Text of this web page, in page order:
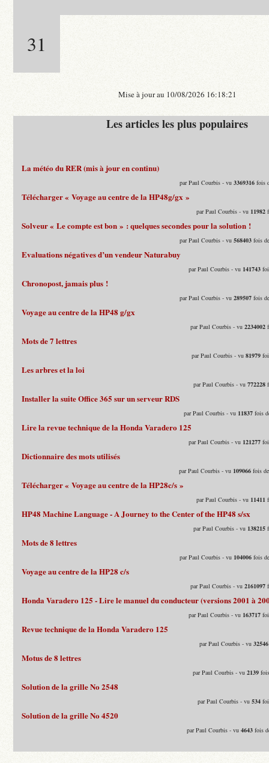
31
Mise à jour au 10/08/2026 16:18:21
Les articles les plus populaires
La météo du RER (mis à jour en continu)
par Paul Courbis - vu3369316 fois
Télécharger « Voyage au centre de la HP48g/gx »
par Paul Courbis - vu 11982
Solveur « Le compte est bon » : quelques secondes pour la solution !
par Paul Courbis - vu568403 fois
Evaluations négatives d’un vendeur Naturabuy
par Paul Courbis - vu 141743
Chronopost, jamais plus !
par Paul Courbis - vu289507 fois
Voyage au centre de la HP48 g/gx
par Paul Courbis - vu2234002
Mots de 7 lettres
par Paul Courbis - vu81979
Les arbres et la loi
par Paul Courbis - vu772228
Installer la suite Office 365 sur un serveur RDS
par Paul Courbis - vu 11837 fois
Lire la revue technique de la Honda Varadero 125
par Paul Courbis - vu 121277
Dictionnaire des mots utilisés
par Paul Courbis - vu 109066 fois
Télécharger « Voyage au centre de la HP28c/s »
par Paul Courbis - vu 11411
HP48 Machine Language - A Journey to the Center of the HP48 s/sx
par Paul Courbis - vu 138215
Mots de 8 lettres
par Paul Courbis - vu 104006 fois
Voyage au centre de la HP28 c/s
par Paul Courbis - vu2161097
Honda Varadero 125 - Lire le manuel du conducteur (versions 2001 à
par Paul Courbis - vu 163717
Revue technique de la Honda Varadero 125
par Paul Courbis - vu32546
Motus de 8 lettres
par Paul Courbis - vu2139
Solution de la grille No 2548
par Paul Courbis - vu534
Solution de la grille No 4520
par Paul Courbis - vu4643 fois